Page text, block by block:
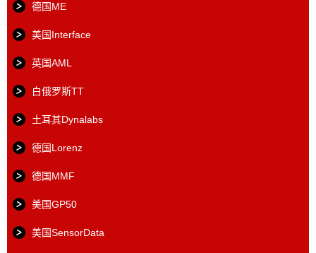
德国ME
美国Interface
英国AML
白俄罗斯TT
土耳其Dynalabs
德国Lorenz
德国MMF
美国GP50
美国SensorData